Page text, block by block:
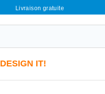
Livraison gratuite
DESIGN IT!